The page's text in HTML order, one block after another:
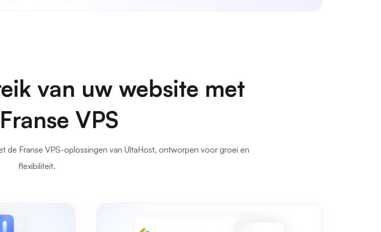
van uw website met
VPS
de Franse VPS-oplossingen van UltaHost, ontworpen voor groei en
flexibiliteit.